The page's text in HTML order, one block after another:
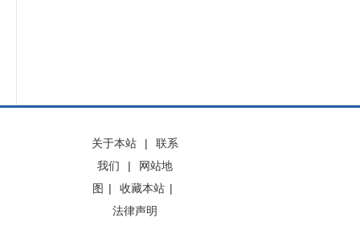
关于本站 |
联系
我们
|
网站地
图 | 收藏本站 |
法律声明